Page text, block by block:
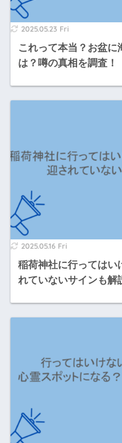
2025.05.23 Fri
これって本当？お盆に
は？噂の真相を調査！
2025.05.16 Fri
稲荷神社に行ってはい
れていないサインも解